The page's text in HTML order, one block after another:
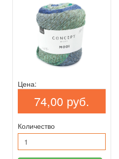
Цена:
74,00 руб.
Количество